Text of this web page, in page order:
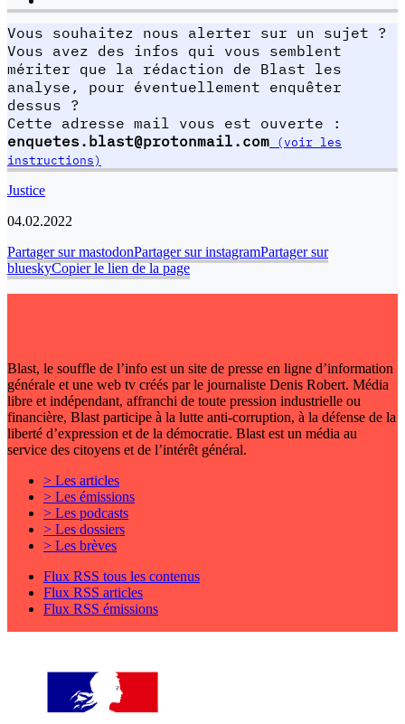
Vous souhaitez nous alerter sur un sujet ?
Vous avez des infos qui vous semblent
mériter que la rédaction de Blast les
analyse, pour éventuellement enquêter
dessus ?
Cette adresse mail vous est ouverte :
enquetes.blast@protonmail.com (voir les
instructions)
Justice
04.02.2022
Partager sur mastodonPartager sur instagramPartager sur
blueskyCopier le lien de la page
Blast, le souffle de l’info est un site de presse en ligne d’information
générale et une web tv créés par le journaliste Denis Robert. Média
libre et indépendant, affranchi de toute pression industrielle ou
financière, Blast participe à la lutte anti-corruption, à la défense de la
liberté d’expression et de la démocratie. Blast est un média au
service des citoyens et de l’intérêt général.
> Les articles
> Les émissions
> Les podcasts
> Les dossiers
> Les brèves
Flux RSS tous les contenus
Flux RSS articles
Flux RSS émissions